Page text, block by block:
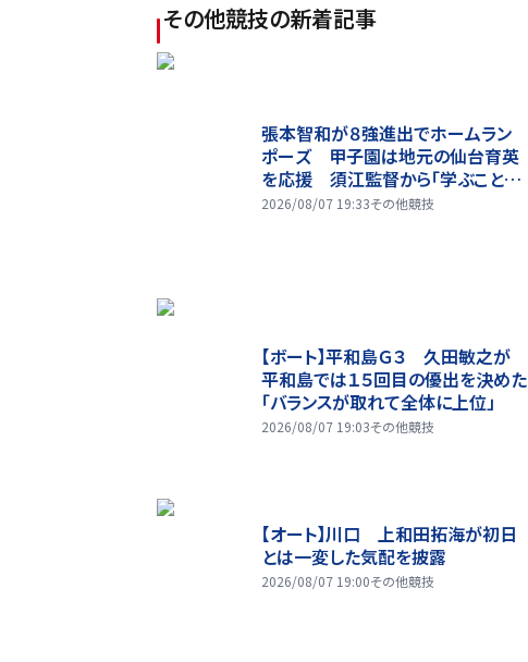
その他競技の新着記事
張本智和が８強進出でホームラン
ポーズ 甲子園は地元の仙台育英
を応援 須江監督から「学ぶことも
ある。僕が野球をやっていたら入り
2026/08/07 19:33その他競技
【ボート】平和島Ｇ３ 久田敏之が
平和島では１５回目の優出を決めた
「バランスが取れて全体に上位」
2026/08/07 19:03その他競技
【オート】川口 上和田拓海が初日
とは一変した気配を披露
2026/08/07 19:00その他競技